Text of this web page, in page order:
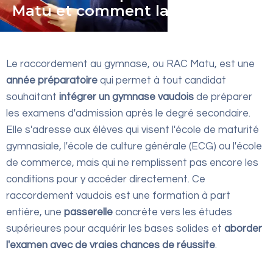
Matu et comment la réussir ?
Le raccordement au gymnase, ou RAC Matu, est une
année préparatoire qui permet à tout candidat
souhaitant intégrer un gymnase vaudois de préparer
les examens d'admission après le degré secondaire.
Elle s'adresse aux élèves qui visent l'école de maturité
gymnasiale, l'école de culture générale (ECG) ou l'école
de commerce, mais qui ne remplissent pas encore les
conditions pour y accéder directement. Ce
raccordement vaudois est une formation à part
entière, une passerelle concrète vers les études
supérieures pour acquérir les bases solides et aborder
l'examen avec de vraies chances de réussite.